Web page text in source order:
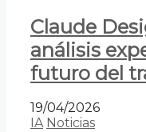
Claude
análisis
futuro del
19/04/2026
IA Noticias